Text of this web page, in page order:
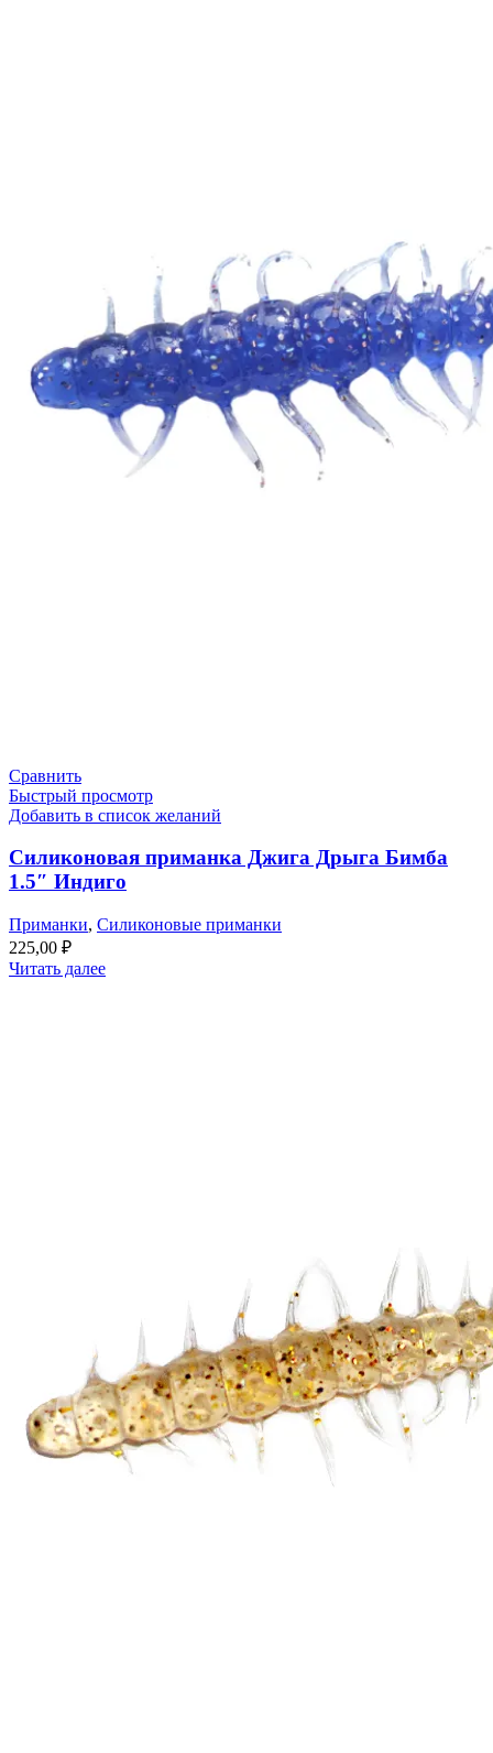
Сравнить
Быстрый просмотр
Добавить в список желаний
Силиконовая приманка Джига Дрыга Бимба
1.5″ Индиго
Приманки, Силиконовые приманки
225,00 ₽
Читать далее